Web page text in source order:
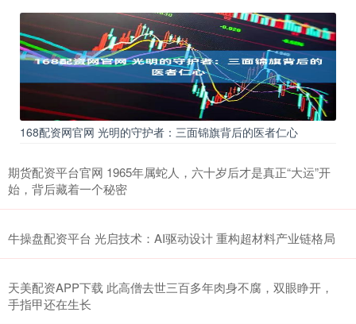
168配资网官网 光明的守护者：三面锦旗背后的医者仁心
期货配资平台官网 1965年属蛇人，六十岁后才是真正“大运”开
始，背后藏着一个秘密
牛操盘配资平台 光启技术：AI驱动设计 重构超材料产业链格局
天美配资APP下载 此高僧去世三百多年肉身不腐，双眼睁开，
手指甲还在生长